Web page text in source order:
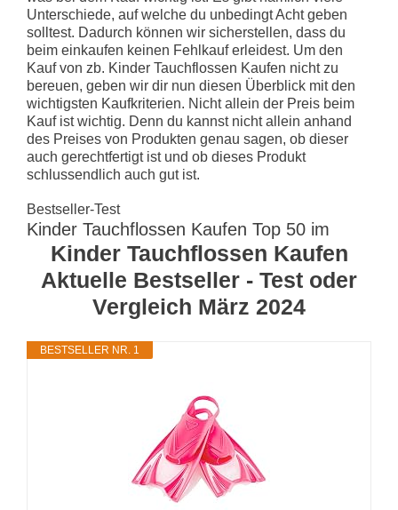
Unterschiede, auf welche du unbedingt Acht geben
solltest. Dadurch können wir sicherstellen, dass du
beim einkaufen keinen Fehlkauf erleidest. Um den
Kauf von zb. Kinder Tauchflossen Kaufen nicht zu
bereuen, geben wir dir nun diesen Überblick mit den
wichtigsten Kaufkriterien. Nicht allein der Preis beim
Kauf ist wichtig. Denn du kannst nicht allein anhand
des Preises von Produkten genau sagen, ob dieser
auch gerechtfertigt ist und ob dieses Produkt
schlussendlich auch gut ist.
Bestseller-Test
Kinder Tauchflossen Kaufen Top 50 im
Kinder Tauchflossen Kaufen
Aktuelle Bestseller - Test oder
Vergleich März 2024
BESTSELLER NR. 1